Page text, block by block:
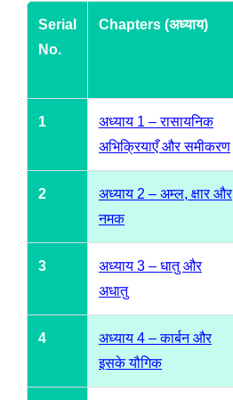
Serial
No.
Chapters (अध्याय)
1
अध्याय 1 – रासायनिक
अभिक्रियाएँ और समीकरण
2
अध्याय 2 – अम्ल, क्षार और
नमक
3
अध्याय 3 – धातु और
अधातु
4
अध्याय 4 – कार्बन और
इसके यौगिक